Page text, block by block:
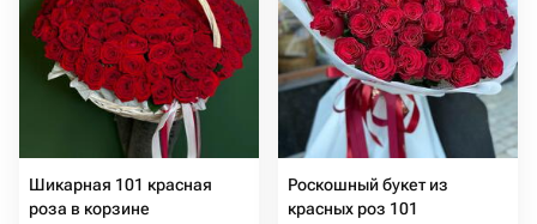
Шикарная 101 красная
роза в корзине
Роскошный букет из
красных роз 101